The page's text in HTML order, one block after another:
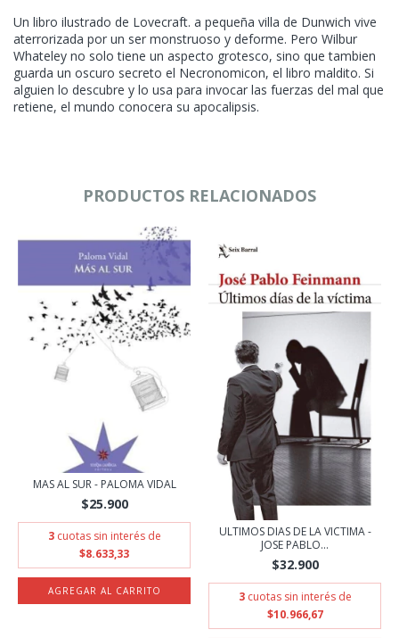
Un libro ilustrado de Lovecraft. a pequeña villa de Dunwich vive
aterrorizada por un ser monstruoso y deforme. Pero Wilbur
Whateley no solo tiene un aspecto grotesco, sino que tambien
guarda un oscuro secreto el Necronomicon, el libro maldito. Si
alguien lo descubre y lo usa para invocar las fuerzas del mal que
retiene, el mundo conocera su apocalipsis.
PRODUCTOS RELACIONADOS
MAS AL SUR - PALOMA VIDAL
$25.900
3 cuotas sin interés de
$8.633,33
ULTIMOS DIAS DE LA VICTIMA -
JOSE PABLO...
$32.900
3 cuotas sin interés de
$10.966,67